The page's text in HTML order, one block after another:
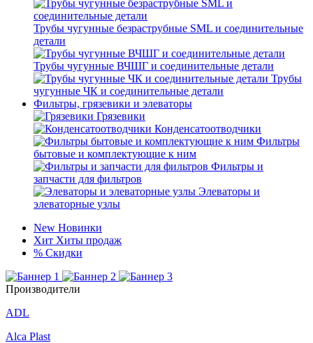
Трубы чугунные безраструбные SML и соединительные
детали
Трубы чугунные ВЧШГ и соединительные детали
Трубы
чугунные ЧК и соединительные детали
Фильтры, грязевики и элеваторы
Грязевики
Конденсатоотводчики
Фильтры
бытовые и комплектующие к ним
Фильтры и
запчасти для фильтров
Элеваторы и
элеваторные узлы
New Новинки
Хит Хиты продаж
% Скидки
Производители
ADL
Alca Plast